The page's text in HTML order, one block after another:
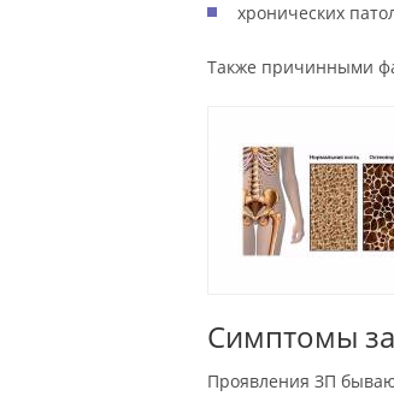
хронических
Также причинными
Симптомы
Проявления ЗП